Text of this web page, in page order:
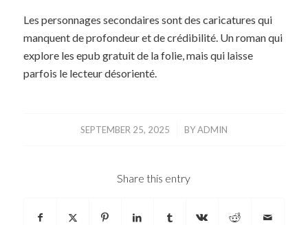
Les personnages secondaires sont des caricatures qui
manquent de profondeur et de crédibilité. Un roman qui
explore les epub gratuit de la folie, mais qui laisse
parfois le lecteur désorienté.
SEPTEMBER 25, 2025
/ BYADMIN
Share this entry